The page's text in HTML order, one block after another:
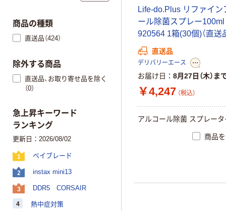
Life-do.P us リ フ ァイ ン
ール 除菌 ス プ レー100m
920564 1箱(30個)（直送
直送品
デリバリーエース
お届け日 8月27日（木）ま
￥4,247 （税込）
アルコール除菌 スプレータ
商品
商品の種類
直送品（424）
除外する商品
直送品、お取り寄せ品を除く
（0）
急上昇キーワード
ランキング
更新日：2026/08/02
1 ベイブレード
2 instax mini13
3 DDR5 CORSAIR
4 熱中症対策